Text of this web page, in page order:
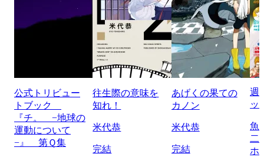
公式トリビュー
トブック
『チ。 −地球の
運動について
−』 第Ｑ集
往生際の意味を
知れ！
米代恭
完結
あげくの果ての
カノン
米代恭
完結
週
ッ
魚
二
ホ